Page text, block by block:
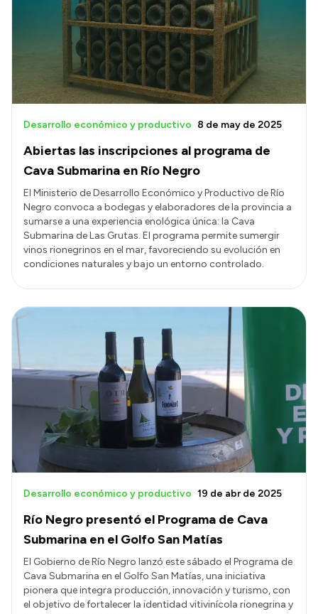
Abiertas las inscripciones al programa de
Cava Submarina en Río Negro
Desarrollo económico y productivo 8 de may de 2025
El Ministerio de Desarrollo Económico y Productivo de Río
Negro convoca a bodegas y elaboradores de la provincia a
sumarse a una experiencia enológica única: la Cava
Submarina de Las Grutas. El programa permite sumergir
vinos rionegrinos en el mar, favoreciendo su evolución en
condiciones naturales y bajo un entorno controlado.
Río Negro presentó el Programa de Cava
Submarina en el Golfo San Matías
Desarrollo económico y productivo 19 de abr de 2025
El Gobierno de Río Negro lanzó este sábado el Programa de
Cava Submarina en el Golfo San Matías, una iniciativa
pionera que integra producción, innovación y turismo, con
el objetivo de fortalecer la identidad vitivinícola rionegrina y